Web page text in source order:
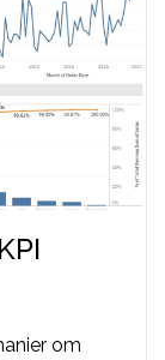
om